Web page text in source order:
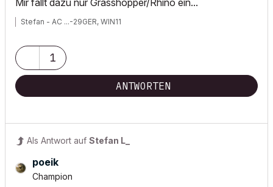
Stefan - AC ...-29GER, WIN11
1
ANTWORTEN
Als Antwort auf Stefan L_
poeik
Champion